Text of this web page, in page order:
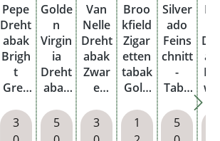
Pepe
Dreht
abak
Brigh
t
Gree
Pouc
h
3
Golde
n
Virgin
ia
Dreht
abak
nal
Pouc
5
Van
Nelle
Dreht
abak
Zwar
e
h M
3
Broo
kfield
Zigar
etten
tabak
Gold
Dose
1
Silver
ado
Feins
chnitt
-
Taba
Wide
Cut
5